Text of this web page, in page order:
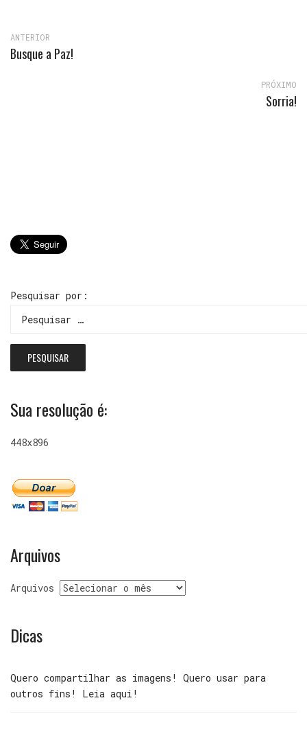
ANTERIOR
Busque a Paz!
PRÓXIMO
Sorria!
Pesquisar por:
Sua resolução é:
448x896
Arquivos
Arquivos
Dicas
Quero compartilhar as imagens! Quero usar para
outros fins! Leia aqui!